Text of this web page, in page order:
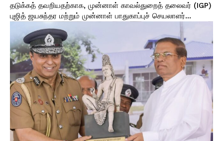
தடுக்கத் தவறியதற்காக, முன்னாள் காவல்துறைத் தலைவர் (IGP)
புஜித் ஜயசுந்தர மற்றும் முன்னாள் பாதுகாப்புச் செயலாளர்...